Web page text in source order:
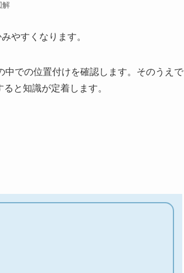
解
やすくなります。
中での位置付けを確認します。そのうえで
と知識が定着します。